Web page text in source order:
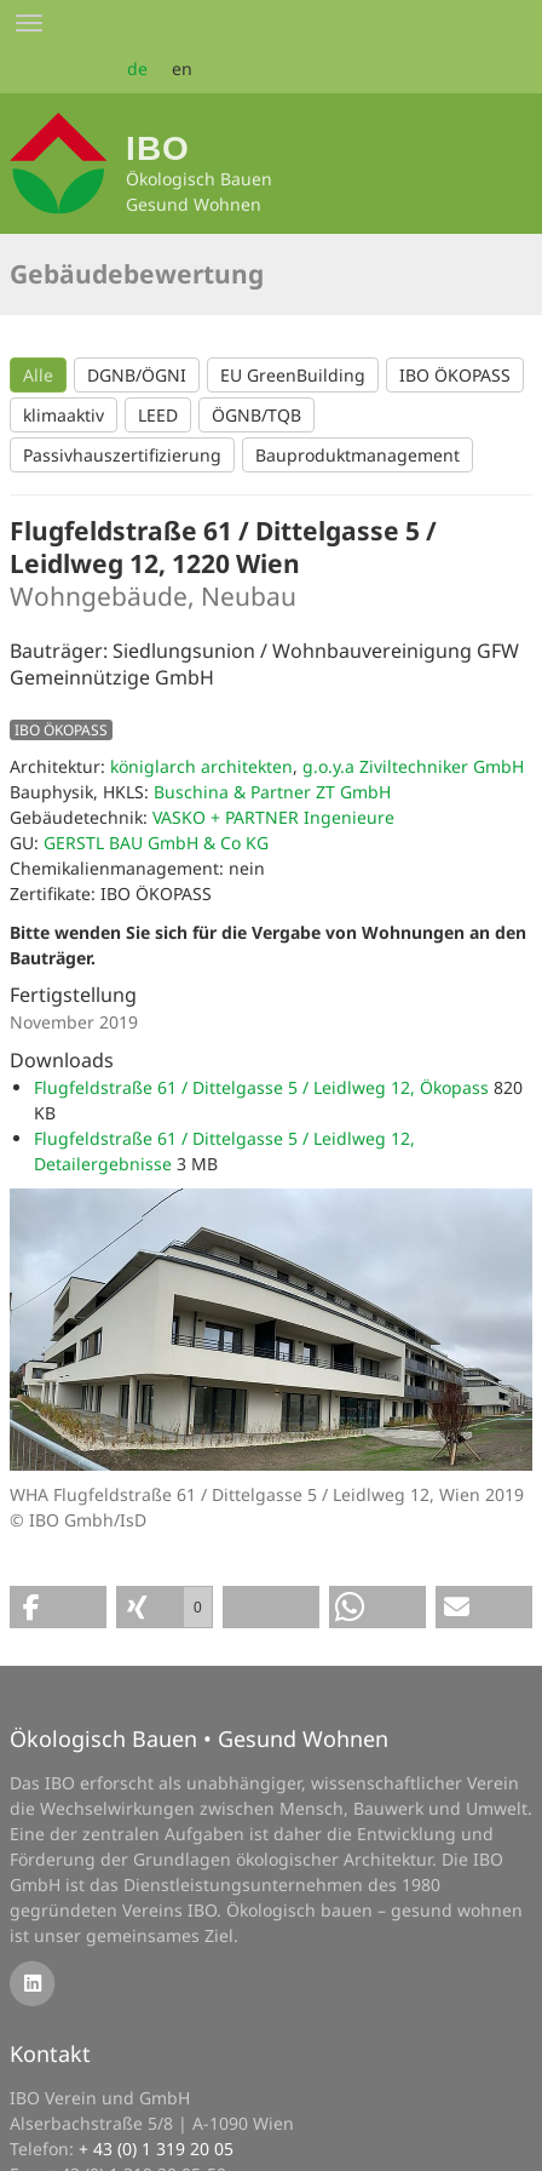
Zum
Seiteninhalt
Toggle
de en
IBO
Ökologisch Bauen
Gesund Wohnen
Gebäudebewertung
Alle DGNB/ÖGNI EU GreenBuilding
IBO ÖKOPASS
klimaaktiv
LEED
ÖGNB/TQB
Passivhauszertifizierung
Bauproduktmanagement
Flugfeldstraße 61 / Dittelgasse 5 /
Leidlweg 12, 1220 Wien
Wohngebäude, Neubau
Bauträger: Siedlungsunion / Wohnbauvereinigung GFW
Gemeinnützige GmbH
IBO ÖKOPASS
Architektur: königlarch architekten, g.o.y.a Ziviltechniker GmbH
Bauphysik, HKLS: Buschina & Partner ZT GmbH
Gebäudetechnik: VASKO + PARTNER Ingenieure
GU: GERSTL BAU GmbH & Co KG
Chemikalienmanagement: nein
Zertifikate: IBO ÖKOPASS
Bitte wenden Sie sich für die Vergabe von Wohnungen an den
Bauträger.
Fertigstellung
November 2019
Downloads
Flugfeldstraße 61 / Dittelgasse 5 / Leidlweg 12, Ökopass 820
KB
Flugfeldstraße 61 / Dittelgasse 5 / Leidlweg 12,
Detailergebnisse 3 MB
WHA Flugfeldstraße 61 / Dittelgasse 5 / Leidlweg 12, Wien 2019
© IBO Gmbh/IsD
0
Ökologisch Bauen • Gesund Wohnen
Das IBO erforscht als unabhängiger, wissenschaftlicher Verein
die Wechselwirkungen zwischen Mensch, Bauwerk und Umwelt.
Eine der zentralen Aufgaben ist daher die Entwicklung und
Förderung der Grundlagen ökologischer Architektur. Die IBO
GmbH ist das Dienstleistungsunternehmen des 1980
gegründeten Vereins IBO. Ökologisch bauen – gesund wohnen
ist unser gemeinsames Ziel.
Kontakt
IBO Verein und GmbH
Alserbachstraße 5/8 | A-1090 Wien
Telefon: + 43 (0) 1 319 20 05